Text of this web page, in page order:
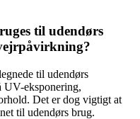
til udendørs
til udendørs
UV-eksponering,
Det er dog vigtigt at
til udendørs brug.